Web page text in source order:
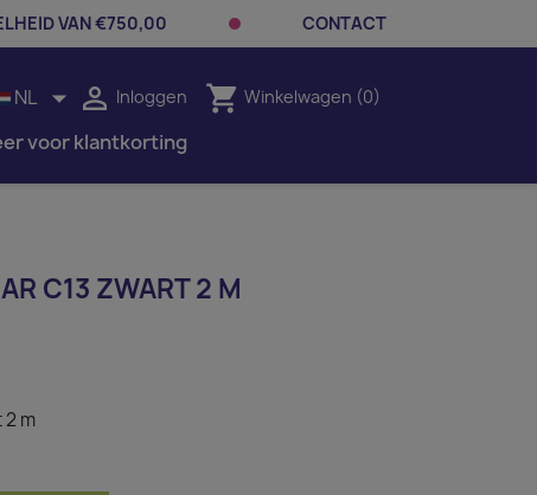
VAN €750,00 CONTACT
NL   Inloggen shopping_cart Winkelwagen (0)
voor klantkorting
C13 ZWART 2 M
2 m